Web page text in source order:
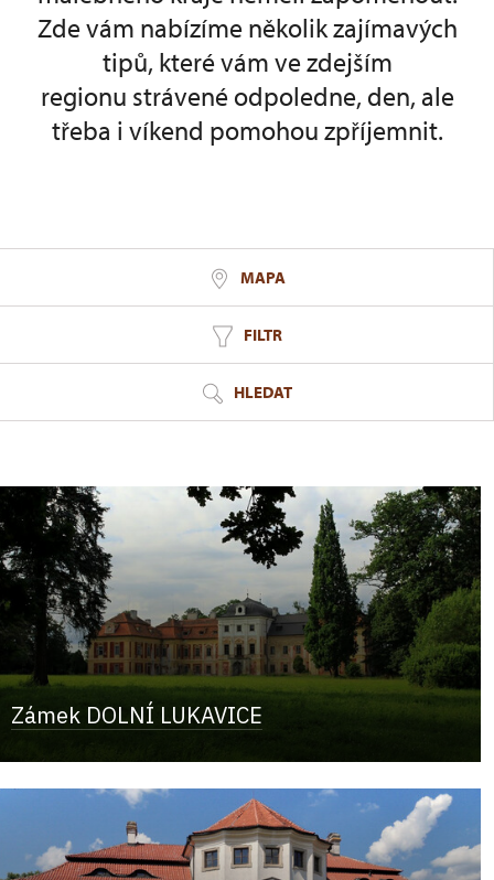
Zde vám nabízíme několik zajímavých
tipů, které vám ve zdejším
regionu strávené odpoledne, den, ale
třeba i víkend pomohou zpříjemnit.
MAPA
FILTR
HLEDAT
Zámek DOLNÍ LUKAVICE